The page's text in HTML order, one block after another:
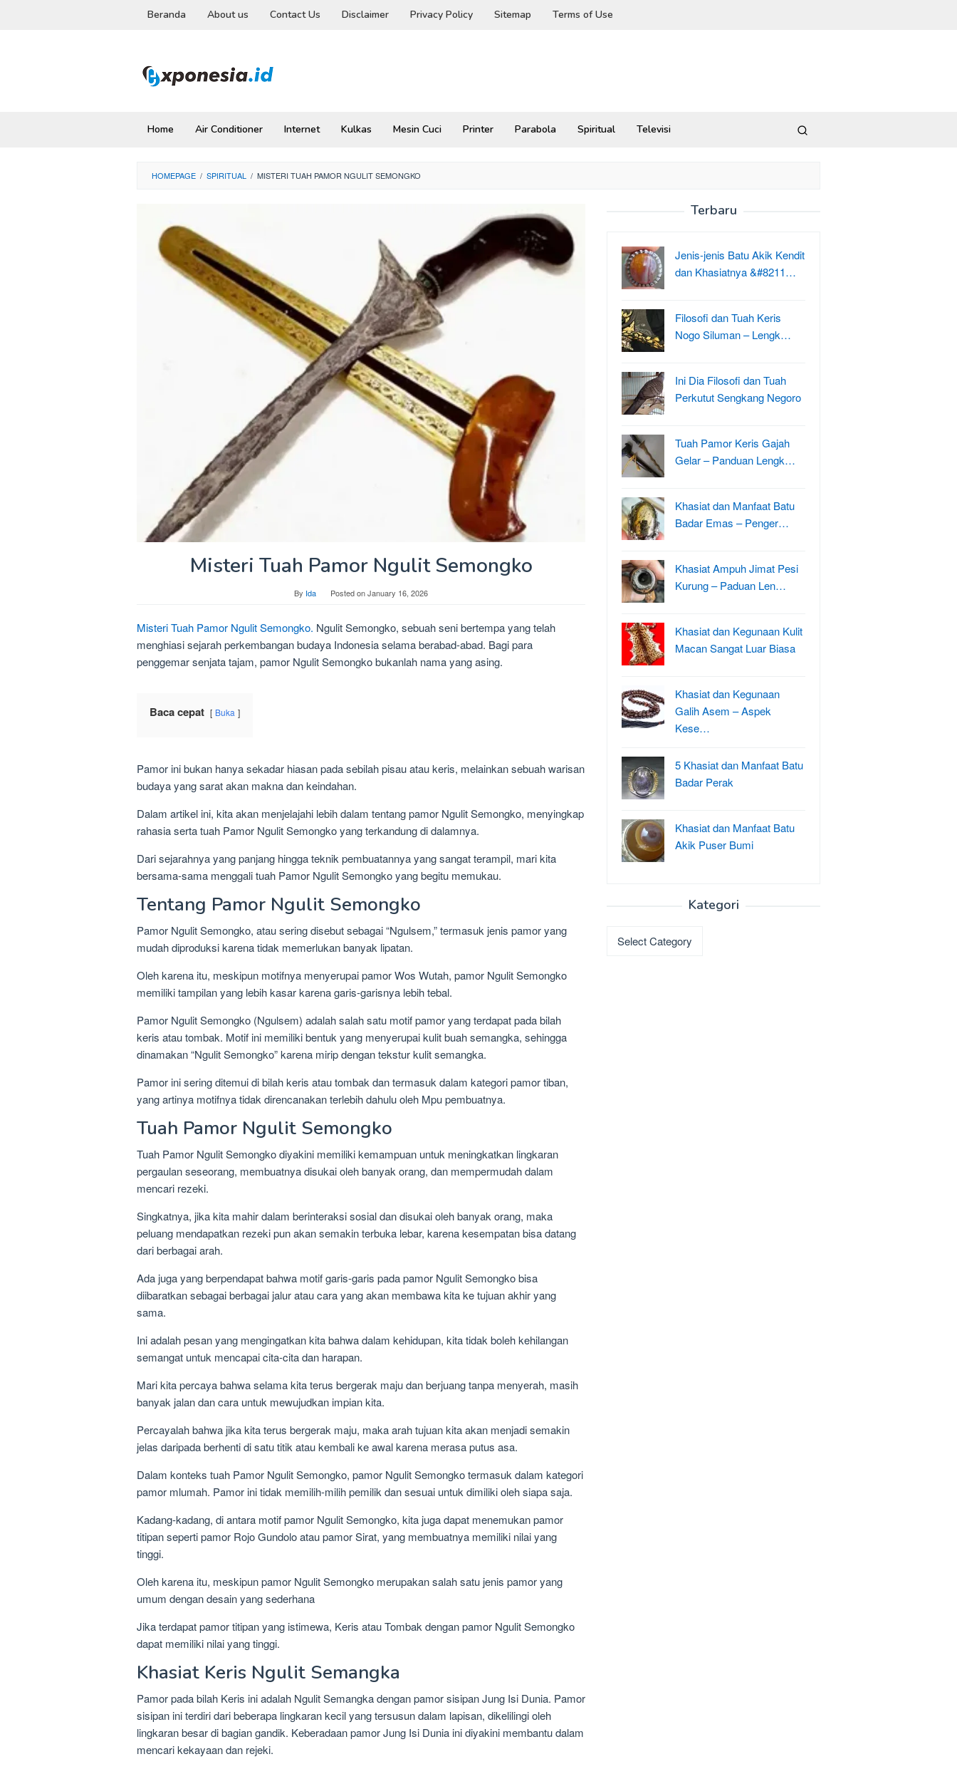
Beranda About us Contact Us Disclaimer Privacy Policy Sitemap Terms of Use
Home Air Conditioner Internet Kulkas Mesin Cuci Printer Parabola Spiritual Televisi
HOMEPAGE / SPIRITUAL / MISTERI TUAH PAMOR NGULIT SEMONGKO
Misteri Tuah Pamor Ngulit Semongko
By Ida Posted onJanuary 16, 2026
Misteri Tuah Pamor Ngulit Semongko. Ngulit Semongko, sebuah seni bertempa yang telah
menghiasi sejarah perkembangan budaya Indonesia selama berabad-abad. Bagi para
penggemar senjata tajam, pamor Ngulit Semongko bukanlah nama yang asing.
Baca cepat Buka
Pamor ini bukan hanya sekadar hiasan pada sebilah pisau atau keris, melainkan sebuah warisan
budaya yang sarat akan makna dan keindahan.
Dalam artikel ini, kita akan menjelajahi lebih dalam tentang pamor Ngulit Semongko, menyingkap
rahasia serta tuah Pamor Ngulit Semongko yang terkandung di dalamnya.
Dari sejarahnya yang panjang hingga teknik pembuatannya yang sangat terampil, mari kita
bersama-sama menggali tuah Pamor Ngulit Semongko yang begitu memukau.
Tentang Pamor Ngulit Semongko
Pamor Ngulit Semongko, atau sering disebut sebagai “Ngulsem,” termasuk jenis pamor yang
mudah diproduksi karena tidak memerlukan banyak lipatan.
Oleh karena itu, meskipun motifnya menyerupai pamor Wos Wutah, pamor Ngulit Semongko
memiliki tampilan yang lebih kasar karena garis-garisnya lebih tebal.
Pamor Ngulit Semongko (Ngulsem) adalah salah satu motif pamor yang terdapat pada bilah
keris atau tombak. Motif ini memiliki bentuk yang menyerupai kulit buah semangka, sehingga
dinamakan “Ngulit Semongko” karena mirip dengan tekstur kulit semangka.
Pamor ini sering ditemui di bilah keris atau tombak dan termasuk dalam kategori pamor tiban,
yang artinya motifnya tidak direncanakan terlebih dahulu oleh Mpu pembuatnya.
Tuah Pamor Ngulit Semongko
Tuah Pamor Ngulit Semongko diyakini memiliki kemampuan untuk meningkatkan lingkaran
pergaulan seseorang, membuatnya disukai oleh banyak orang, dan mempermudah dalam
mencari rezeki.
Singkatnya, jika kita mahir dalam berinteraksi sosial dan disukai oleh banyak orang, maka
peluang mendapatkan rezeki pun akan semakin terbuka lebar, karena kesempatan bisa datang
dari berbagai arah.
Ada juga yang berpendapat bahwa motif garis-garis pada pamor Ngulit Semongko bisa
diibaratkan sebagai berbagai jalur atau cara yang akan membawa kita ke tujuan akhir yang
sama.
Ini adalah pesan yang mengingatkan kita bahwa dalam kehidupan, kita tidak boleh kehilangan
semangat untuk mencapai cita-cita dan harapan.
Mari kita percaya bahwa selama kita terus bergerak maju dan berjuang tanpa menyerah, masih
banyak jalan dan cara untuk mewujudkan impian kita.
Percayalah bahwa jika kita terus bergerak maju, maka arah tujuan kita akan menjadi semakin
jelas daripada berhenti di satu titik atau kembali ke awal karena merasa putus asa.
Dalam konteks tuah Pamor Ngulit Semongko, pamor Ngulit Semongko termasuk dalam kategori
pamor mlumah. Pamor ini tidak memilih-milih pemilik dan sesuai untuk dimiliki oleh siapa saja.
Kadang-kadang, di antara motif pamor Ngulit Semongko, kita juga dapat menemukan pamor
titipan seperti pamor Rojo Gundolo atau pamor Sirat, yang membuatnya memiliki nilai yang
tinggi.
Oleh karena itu, meskipun pamor Ngulit Semongko merupakan salah satu jenis pamor yang
umum dengan desain yang sederhana
Jika terdapat pamor titipan yang istimewa, Keris atau Tombak dengan pamor Ngulit Semongko
dapat memiliki nilai yang tinggi.
Khasiat Keris Ngulit Semangka
Pamor pada bilah Keris ini adalah Ngulit Semangka dengan pamor sisipan Jung Isi Dunia. Pamor
sisipan ini terdiri dari beberapa lingkaran kecil yang tersusun dalam lapisan, dikelilingi oleh
lingkaran besar di bagian gandik. Keberadaan pamor Jung Isi Dunia ini diyakini membantu dalam
mencari kekayaan dan rejeki.
Terbaru
Jenis-jenis Batu Akik Kendit
dan Khasiatnya &#8211…
Filosofi dan Tuah Keris
Nogo Siluman – Lengk…
Ini Dia Filosofi dan Tuah
Perkutut Sengkang Negoro
Tuah Pamor Keris Gajah
Gelar – Panduan Lengk…
Khasiat dan Manfaat Batu
Badar Emas – Penger…
Khasiat Ampuh Jimat Pesi
Kurung – Paduan Len…
Khasiat dan Kegunaan Kulit
Macan Sangat Luar Biasa
Khasiat dan Kegunaan
Galih Asem – Aspek
Kese…
5 Khasiat dan Manfaat Batu
Badar Perak
Khasiat dan Manfaat Batu
Akik Puser Bumi
Kategori
Kategori